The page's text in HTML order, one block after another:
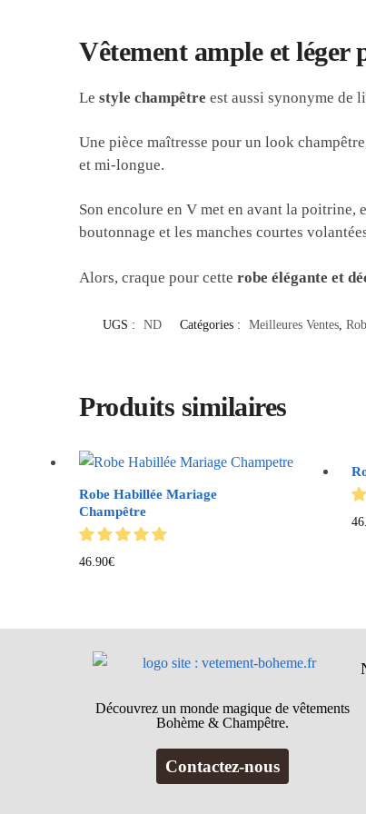
Vêtement ample et léger
Lestyle champêtre est aussi synonyme de
Une pièce maîtresse pour un look
et mi-longue.
Son encolure en V met en avant la poitrine,
boutonnage et les manches courtes
Alors, craque pour cetterobe élégante et
UGS : ND Catégories : Meilleures Ventes
Produits similaires
Robe Habillée Mariage
Champêtre
46.90€
Découvrez un monde magique de vêtements
Bohème & Champêtre.
Contactez-nous